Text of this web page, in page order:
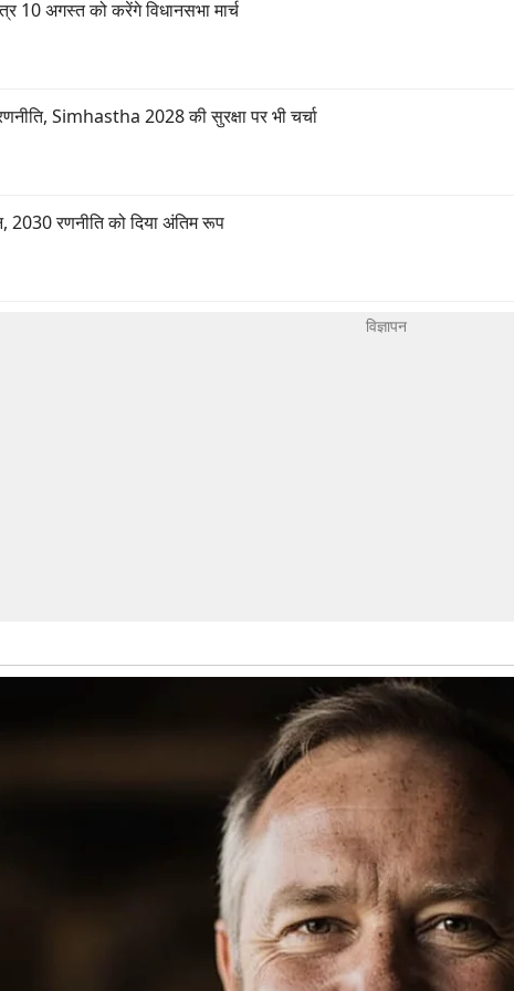
10 अगस्त को करेंगे विधानसभा मार्च
Simhastha 2028 की सुरक्षा पर भी चर्चा
रणनीति को दिया अंतिम रूप